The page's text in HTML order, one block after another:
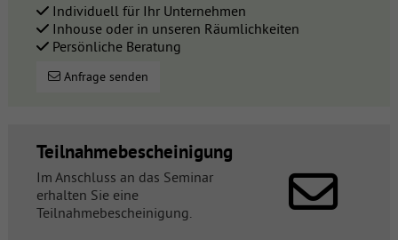
Individuell für Ihr Unternehmen
Inhouse oder in unseren Räumlichkeiten
Persönliche Beratung
Anfrage senden
Teilnahmebescheinigung
Im Anschluss an das Seminar
erhalten Sie eine
Teilnahmebescheinigung.